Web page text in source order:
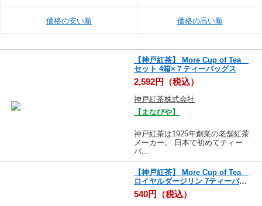
価格の安い順 価格の高い順
【神戸紅茶】 More Cup of Tea
セット 4箱×７ティーバッグス
2,592円（税込）
神戸紅茶株式会社
【まなびや】
神戸紅茶は1925年創業の老舗紅茶
メーカー。 日本で初めてティー
バ...
【神戸紅茶】 More Cup of Tea
ロイヤルダージリン 7ティーバッ
グス
540円（税込）